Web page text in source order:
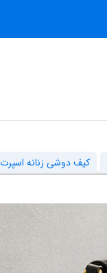
کیف دوشی زنانه اسپرت